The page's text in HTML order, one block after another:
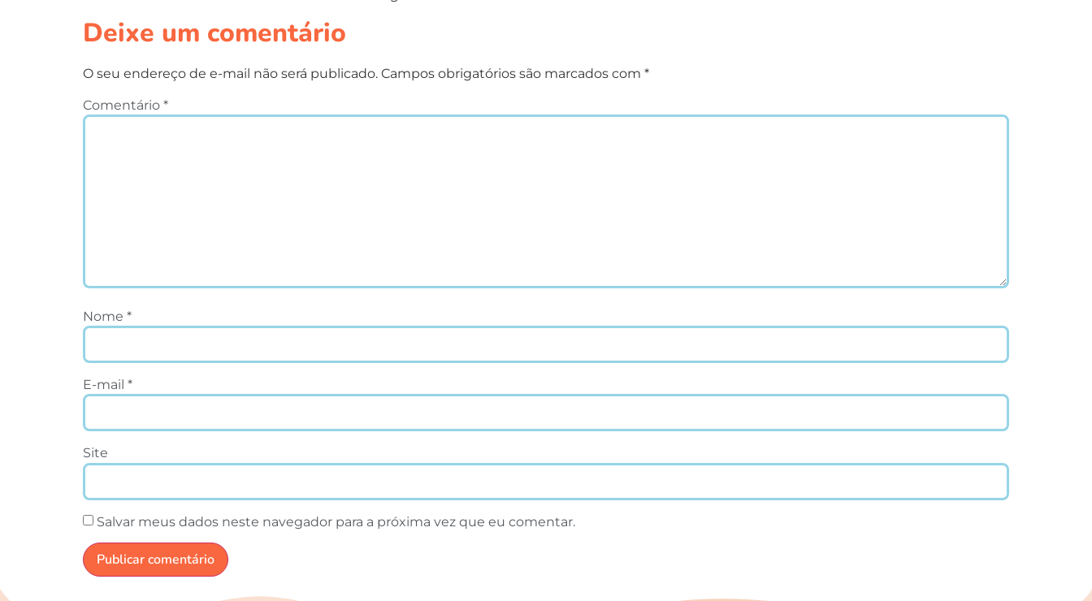
Deixe um comentário
O seu endereço de e-mail não será publicado. Campos obrigatórios são marcados com *
Comentário *
Nome *
E-mail *
Site
Salvar meus dados neste navegador para a próxima vez que eu comentar.